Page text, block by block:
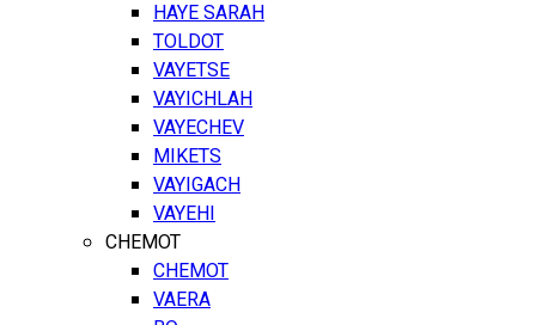
HAYE SARAH
TOLDOT
VAYETSE
VAYICHLAH
VAYECHEV
MIKETS
VAYIGACH
VAYEHI
CHEMOT
CHEMOT
VAERA